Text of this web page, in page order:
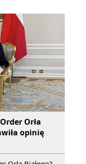
Orła
opinię